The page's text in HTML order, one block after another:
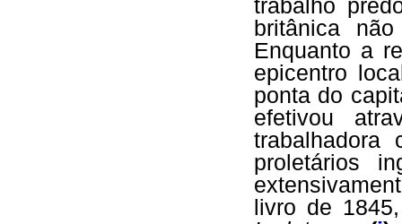
trabalho
britânica
Enquanto a
epicentro
ponta do
efetivou
trabalhadora
proletários
livro de